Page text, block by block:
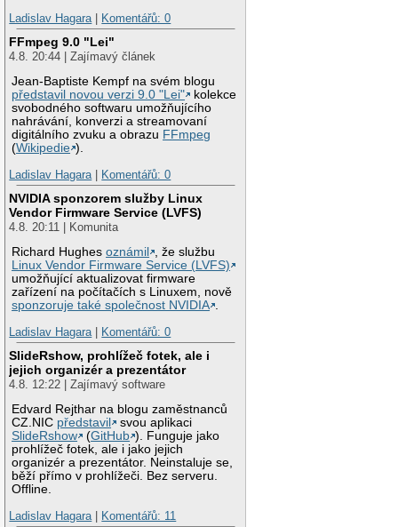
Ladislav Hagara| Komentářů: 0
FFmpeg 9.0 "Lei"
4.8. 20:44 | Zajímavý článek
Jean-Baptiste Kempf na svém blogu
představil novou verzi 9.0 "Lei"
kolekce
svobodného softwaru umožňujícího
nahrávání, konverzi a streamovaní
digitálního zvuku a obrazu FFmpeg
(Wikipedie ).
Ladislav Hagara| Komentářů: 0
NVIDIA sponzorem služby Linux
Vendor Firmware Service (LVFS)
4.8. 20:11 | Komunita
Richard Hughesoznámil
, že službu
Linux Vendor Firmware Service (LVFS)
umožňující aktualizovat firmware
zařízení na počítačích s Linuxem, nově
sponzoruje také společnost NVIDIA .
Ladislav Hagara| Komentářů: 0
SlideRshow, prohlížeč fotek, ale i
jejich organizér a prezentátor
4.8. 12:22 | Zajímavý software
Edvard Rejthar na blogu zaměstnanců
CZ.NIC představil
svou aplikaci
SlideRshow
(GitHub ). Funguje jako
prohlížeč fotek, ale i jako jejich
organizér a prezentátor. Neinstaluje se,
běží přímo v prohlížeči. Bez serveru.
Offline.
Ladislav Hagara| Komentářů: 11